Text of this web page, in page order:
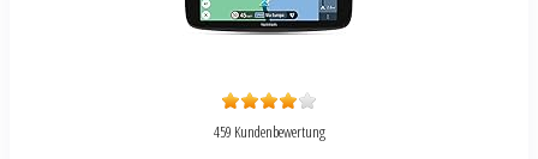
459 Kundenbewertung